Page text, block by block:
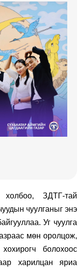
холбоо, ЗДТГ-тай
чуулганыг энэ
Уг чуулга
мөн оролцож,
болохоос
харилцан яриа